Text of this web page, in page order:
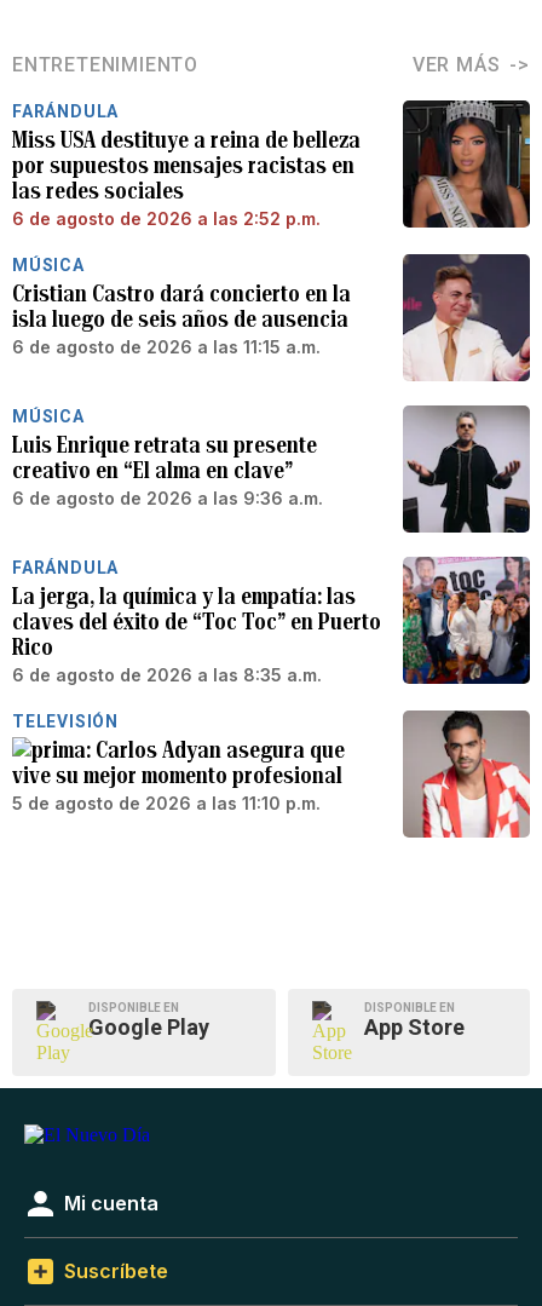
ENTRETENIMIENTO VER MÁS
FARÁNDULA
Miss USA destituye a reina de belleza
por supuestos mensajes racistas en
las redes sociales
6 de agosto de 2026 a las 2:52 p.m.
MÚSICA
Cristian Castro dará concierto en la
isla luego de seis años de ausencia
6 de agosto de 2026 a las 11:15 a.m.
MÚSICA
Luis Enrique retrata su presente
creativo en “El alma en clave”
6 de agosto de 2026 a las 9:36 a.m.
FARÁNDULA
La jerga, la química y la empatía: las
claves del éxito de “Toc Toc” en Puerto
Rico
6 de agosto de 2026 a las 8:35 a.m.
TELEVISIÓN
Carlos Adyan asegura que
vive su mejor momento profesional
5 de agosto de 2026 a las 11:10 p.m.
DISPONIBLE EN
Google Play
DISPONIBLE EN
App Store
Mi cuenta
Suscríbete